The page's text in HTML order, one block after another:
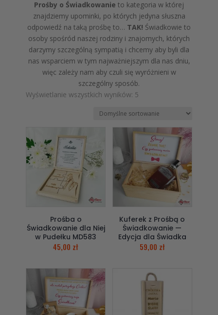
Prośby o Świadkowanie to kategoria w której
znajdziemy upominki, po których jedyna słuszna
odpowiedź na taką prośbę to… TAK! Świadkowie to
osoby spośród naszej rodziny i znajomych, których
darzymy szczególną sympatią i chcemy aby byli dla
nas wsparciem w tym najważniejszym dla nas dniu,
więc zależy nam aby czuli się wyróżnieni w
szczególny sposób.
Wyświetlanie wszystkich wyników: 5
Prośba o
Świadkowanie dla Niej
w Pudełku MD583
45,00 zł
Kuferek z Prośbą o
Świadkowanie —
Edycja dla Świadka
59,00 zł